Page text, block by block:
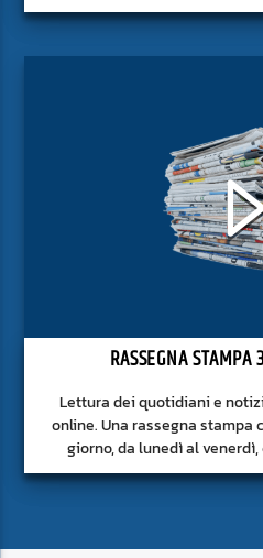
RASSEGNA
Lettura dei quotidiani e
online. Una rassegna stampa
giorno, da lunedì al
approfondito delle notizie del